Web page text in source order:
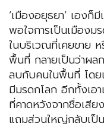
‘เมืองอยุธยา’ เอง
พอใจการเป็นเมืองม
ในบริเวณที่เคยขาย
พื้นที่ กลายเป็นว่าผล
ลบกับคนในพื้นที่ โดย
มีมรดกโลก อีกทั้งเอ
ที่คาดหวังจากชื่อเสีย
แถมส่วนใหญ่กลับเป็